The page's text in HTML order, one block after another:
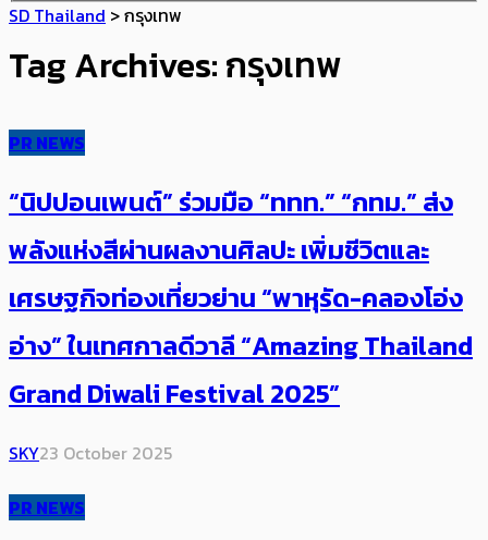
SD Thailand >กรุงเทพ
Tag Archives: กรุงเทพ
PR NEWS
“นิปปอนเพนต์” ร่วมมือ “ททท.” “กทม.” ส่ง
พลังแห่งสีผ่านผลงานศิลปะ เพิ่มชีวิตและ
เศรษฐกิจท่องเที่ยวย่าน “พาหุรัด-คลองโอ่ง
อ่าง” ในเทศกาลดีวาลี “Amazing Thailand
Grand Diwali Festival 2025”
SKY23 October 2025
PR NEWS